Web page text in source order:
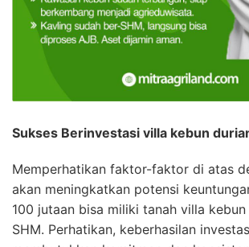
Sukses Berinvestasi villa kebun
Memperhatikan faktor-faktor di atas
akan meningkatkan potensi
100 jutaan bisa miliki tanah villa
SHM. Perhatikan, keberhasilan